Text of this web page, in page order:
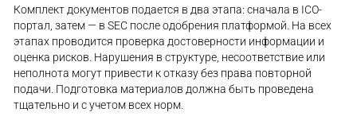
Комплект документов подается в два этапа: сначала в ICO-
портал, затем — в SEC после одобрения платформой. На всех
этапах проводится проверка достоверности информации и
оценка рисков. Нарушения в структуре, несоответствие или
неполнота могут привести к отказу без права повторной
подачи. Подготовка материалов должна быть проведена
тщательно и с учетом всех норм.